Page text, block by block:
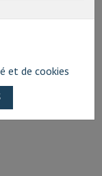
et de cookies